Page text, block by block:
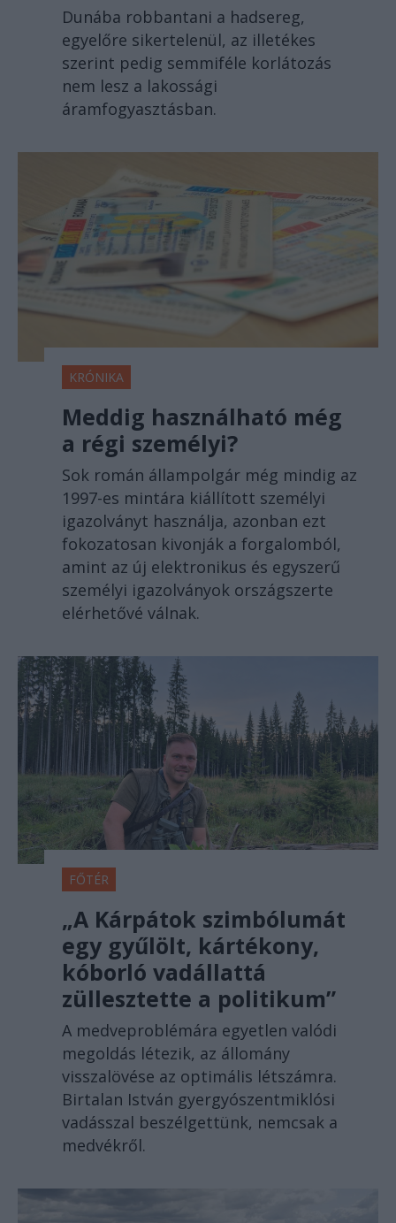
Dunába robbantani a hadsereg,
egyelőre sikertelenül, az illetékes
szerint pedig semmiféle korlátozás
nem lesz a lakossági
áramfogyasztásban.
KRÓNIKA
Meddig használható még
a régi személyi?
Sok román állampolgár még mindig az
1997-es mintára kiállított személyi
igazolványt használja, azonban ezt
fokozatosan kivonják a forgalomból,
amint az új elektronikus és egyszerű
személyi igazolványok országszerte
elérhetővé válnak.
FŐTÉR
„A Kárpátok szimbólumát
egy gyűlölt, kártékony,
kóborló vadállattá
züllesztette a politikum”
A medveproblémára egyetlen valódi
megoldás létezik, az állomány
visszalövése az optimális létszámra.
Birtalan István gyergyószentmiklósi
vadásszal beszélgettünk, nemcsak a
medvékről.